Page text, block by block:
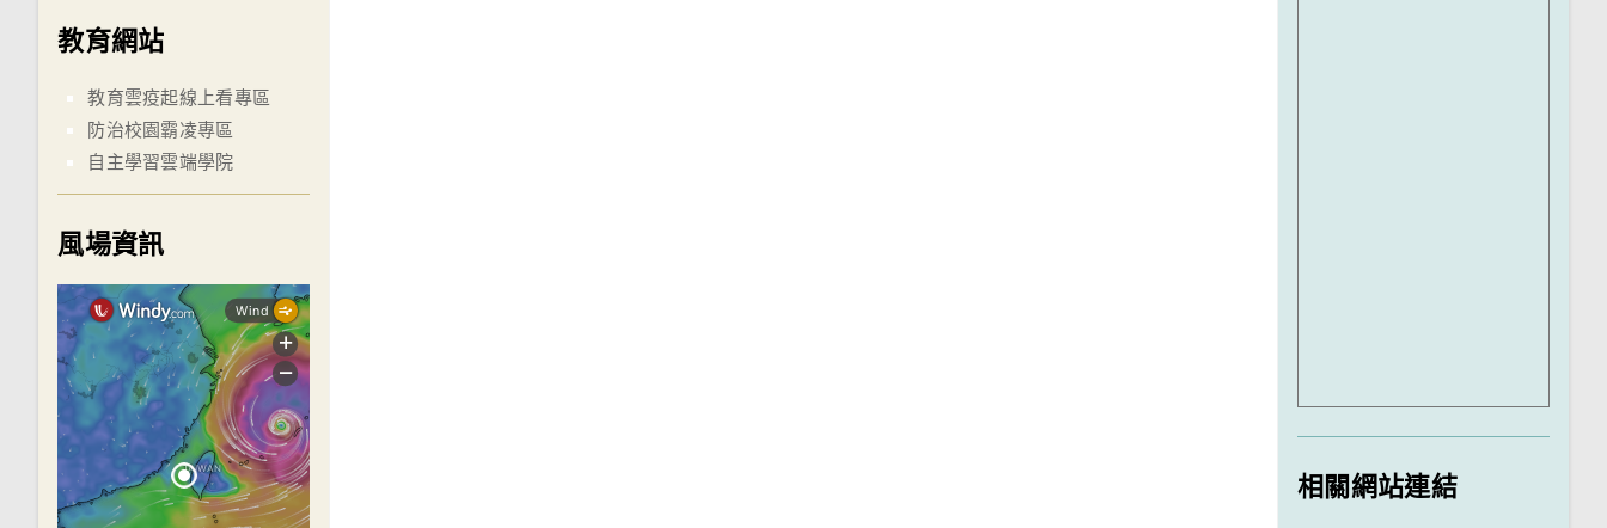
教育網站
教育雲疫起線上看專區
防治校園霸凌專區
自主學習雲端學院
風場資訊
相關網站連結